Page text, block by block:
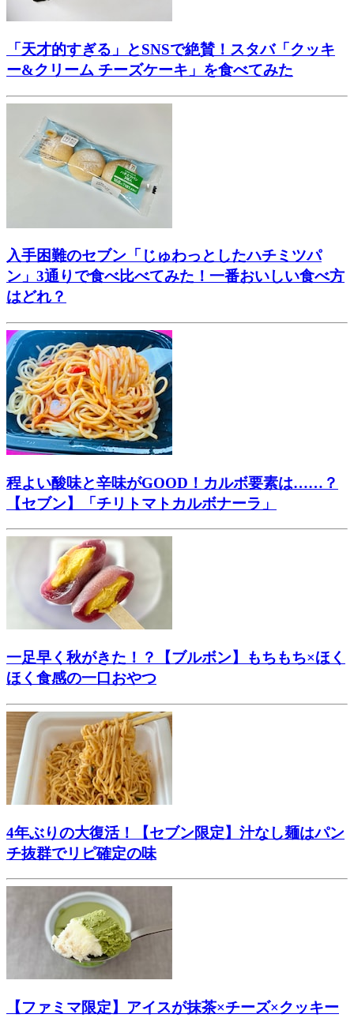
「天才的すぎる」とSNSで絶賛！スタバ「クッキ
ー&クリーム チーズケーキ」を食べてみた
入手困難のセブン「じゅわっとしたハチミツパ
ン」3通りで食べ比べてみた！一番おいしい食べ方
はどれ？
程よい酸味と辛味がGOOD！カルボ要素は……？
【セブン】「チリトマトカルボナーラ」
一足早く秋がきた！？【ブルボン】もちもち×ほく
ほく食感の一口おやつ
4年ぶりの大復活！【セブン限定】汁なし麺はパン
チ抜群でリピ確定の味
【ファミマ限定】アイスが抹茶×チーズ×クッキー